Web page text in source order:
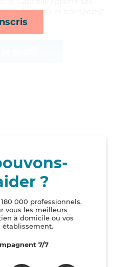
lever/coucher et transports*
?
000 professionnels,
vous les meilleurs
à domicile ou vos
établissement.
7/7